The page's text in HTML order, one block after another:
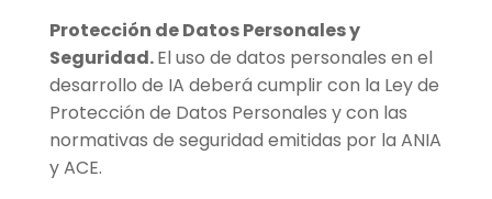
Protección de Datos Personales y
Seguridad.El uso de datos personales en el
desarrollo de IA deberá cumplir con la Ley de
Protección de Datos Personales y con las
normativas de seguridad emitidas por la ANIA
y ACE.